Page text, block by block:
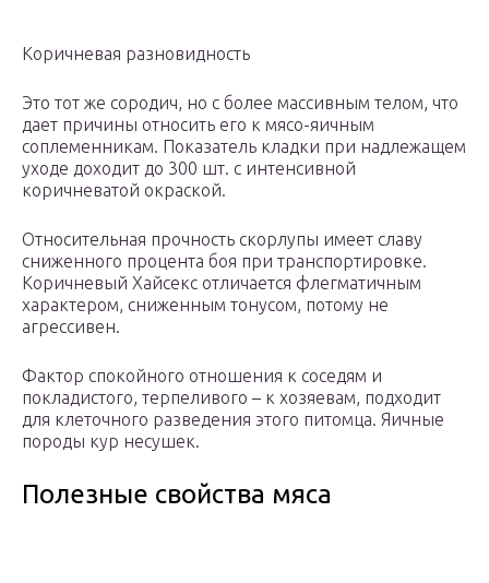
Коричневая разновидность
Это тот же сородич, но с более массивным телом, что
дает причины относить его к мясо-яичным
соплеменникам. Показатель кладки при надлежащем
уходе доходит до 300 шт. с интенсивной
коричневатой окраской.
Относительная прочность скорлупы имеет славу
сниженного процента боя при транспортировке.
Коричневый Хайсекс отличается флегматичным
характером, сниженным тонусом, потому не
агрессивен.
Фактор спокойного отношения к соседям и
покладистого, терпеливого – к хозяевам, подходит
для клеточного разведения этого питомца. Яичные
породы кур несушек.
Полезные свойства мяса